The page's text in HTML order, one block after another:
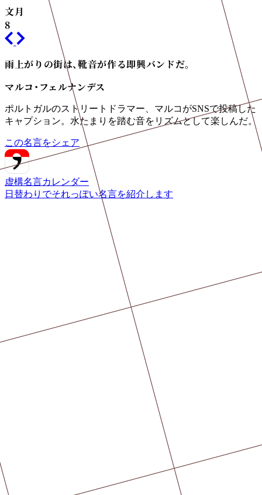
文月
8
雨上がりの街は、靴音が作る即興バンドだ。
マルコ・フェルナンデス
ポルトガルのストリートドラマー、マルコがSNSで投稿した
キャプション。水たまりを踏む音をリズムとして楽しんだ。
この名言をシェア
虚構名言カレンダー
日替わりでそれっぽい名言を紹介します